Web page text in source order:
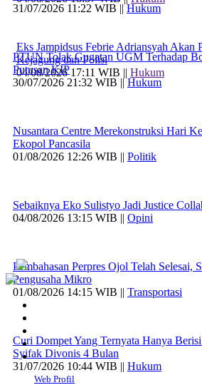
Eks Jampidsus Febrie Adriansyah Akan
Kejagung dan Polisi
04/08/2026 17:11 WIB || Hukum
31/07/2026 11:22 WIB ||Hukum
PTUN Tolak Gugatan UGM Terhadap
Putusan KIP
30/07/2026 21:32 WIB ||Hukum
Nusantara Centre Merekonstruksi Hari
Ekopol Pancasila
01/08/2026 12:26 WIB || Politik
Sebaiknya Eko Sulistyo Jadi Justice
04/08/2026 13:15 WIB || Opini
Pembahasan Perpres Ojol Telah Selesai,
Pengusaha Mikro
01/08/2026 14:15 WIB || Transportasi
Curi Dompet Yang Ternyata Hanya
Syifak Divonis 4 Bulan
31/07/2026 10:44 WIB || Hukum
Web Profil